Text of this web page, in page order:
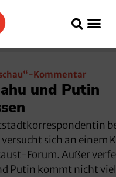
Kommentar
und Putin
versucht sich an einem
Forum. Außer
Putin kommt nicht